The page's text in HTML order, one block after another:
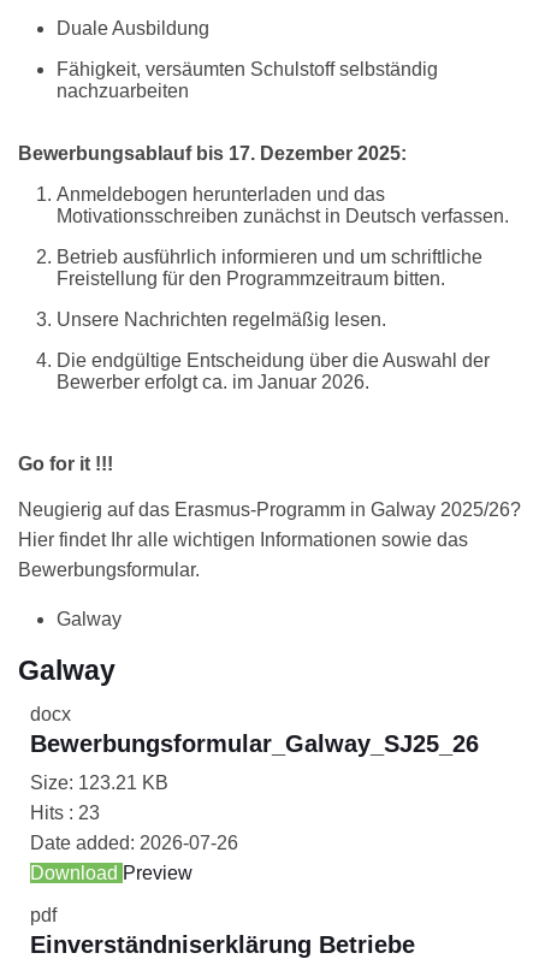
Duale Ausbildung
Fähigkeit, versäumten Schulstoff selbständig
nachzuarbeiten
Bewerbungsablauf bis 17. Dezember 2025:
Anmeldebogen herunterladen und das
Motivationsschreiben zunächst in Deutsch verfassen.
Betrieb ausführlich informieren und um schriftliche
Freistellung für den Programmzeitraum bitten.
Unsere Nachrichten regelmäßig lesen.
Die endgültige Entscheidung über die Auswahl der
Bewerber erfolgt ca. im Januar 2026.
Go for it !!!
Neugierig auf das Erasmus-Programm in Galway 2025/26?
Hier findet Ihr alle wichtigen Informationen sowie das
Bewerbungsformular.
Galway
Galway
docx
Bewerbungsformular_Galway_SJ25_26
Size: 123.21 KB
Hits : 23
Date added: 2026-07-26
Download Preview
pdf
Einverständniserklärung Betriebe